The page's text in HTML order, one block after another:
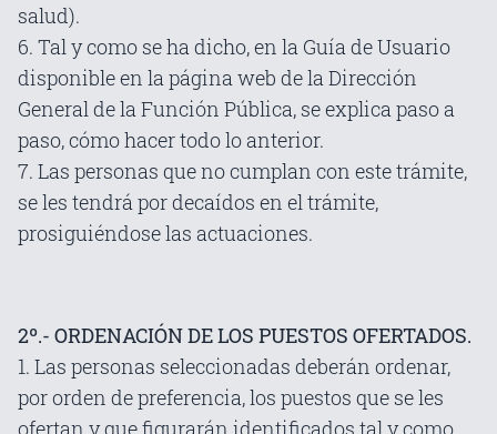
salud).
6. Tal y como se ha dicho, en la Guía de Usuario
disponible en la página web de la Dirección
General de la Función Pública, se explica paso a
paso, cómo hacer todo lo anterior.
7. Las personas que no cumplan con este trámite,
se les tendrá por decaídos en el trámite,
prosiguiéndose las actuaciones.
2º.- ORDENACIÓN DE LOS PUESTOS OFERTADOS.
1. Las personas seleccionadas deberán ordenar,
por orden de preferencia, los puestos que se les
ofertan y que figurarán identificados tal y como